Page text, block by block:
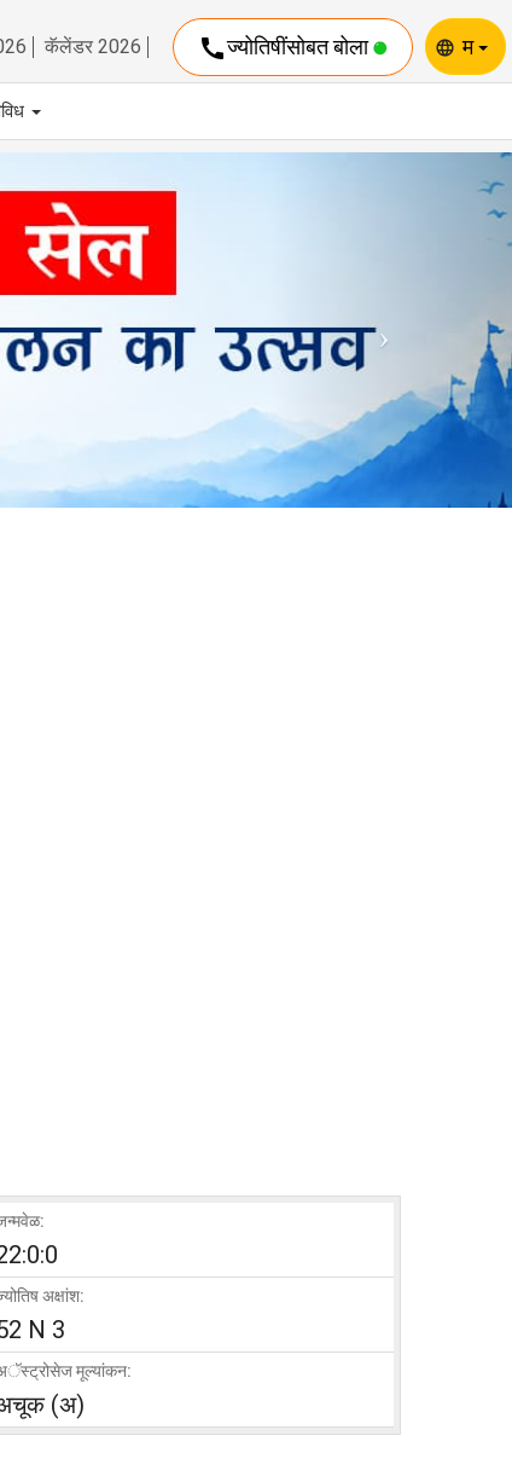
कॅलेंडर 2026 callज्योतिषींसोबत बोला language म
अक्षांश:
N 3
मूल्यांकन:
(अ)